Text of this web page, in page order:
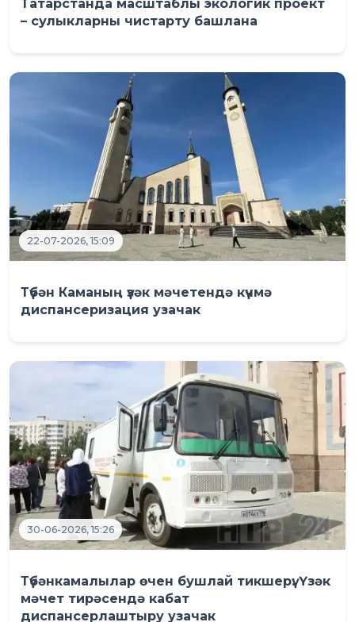
Татарстанда масштаблы экологик проект
– сулыкларны чистарту башлана
22-07-2026, 15:09
Түбән Каманың үзәк мәчетендә күчмә
диспансеризация узачак
30-06-2026, 15:26
Түбәнкамалылар өчен бушлай тикшерү: Үзәк
мәчет тирәсендә кабат
диспансерлаштыру узачак